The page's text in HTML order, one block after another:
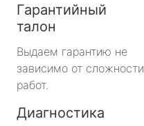
Гарантийный
талон
Выдаем гарантию не
зависимо от сложности
работ.
Диагностика